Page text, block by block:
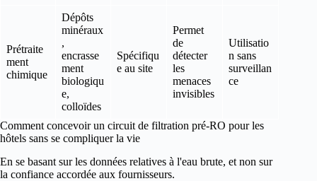
Prétraite
ment
chimique
Dépôts
minéraux
,
encrasse
ment
biologiqu
e,
colloïdes
Spécifiqu
e au site
Permet
de
détecter
les
menaces
invisibles
Utilisatio
n sans
surveillan
ce
Comment concevoir un circuit de filtration pré-RO pour les
hôtels sans se compliquer la vie
En se basant sur les données relatives à l'eau brute, et non sur
la confiance accordée aux fournisseurs.